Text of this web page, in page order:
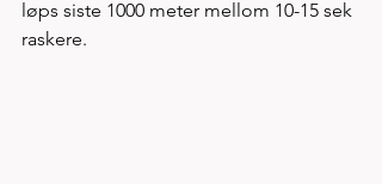
løps siste 1000 meter mellom 10-15 sek
raskere.